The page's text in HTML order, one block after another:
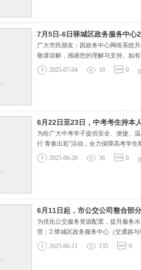
7月5日-6日驿城区政务服务中心
广大市民朋友：因政务中心网络系统
敬请谅解，感谢您的理解与支持。如
2025-07-04
10 0
6月22日至23日，中考考生持本
为给广大中考学子提供安全、便捷、
行 青春出彩”活动，全力保障高考学
2025-06-20
56 0
6月11日起，市公交公司整合部
为优化公交服务资源配置，提升服务
营；2.驿城区政务服务中心（交通路
务窗口、驿城区政务服务中心27号公
2025-06-11 135 0